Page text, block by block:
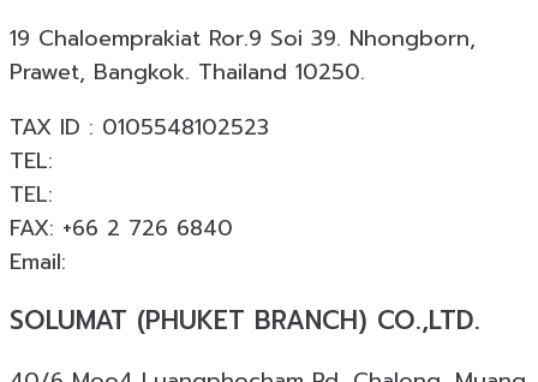
19 Chaloemprakiat Ror.9 Soi 39. Nhongborn,
Prawet, Bangkok. Thailand 10250.
TAX ID : 0105548102523
TEL:
TEL:
FAX: +66 2 726 6840
Email:
SOLUMAT (PHUKET BRANCH) CO.,LTD.